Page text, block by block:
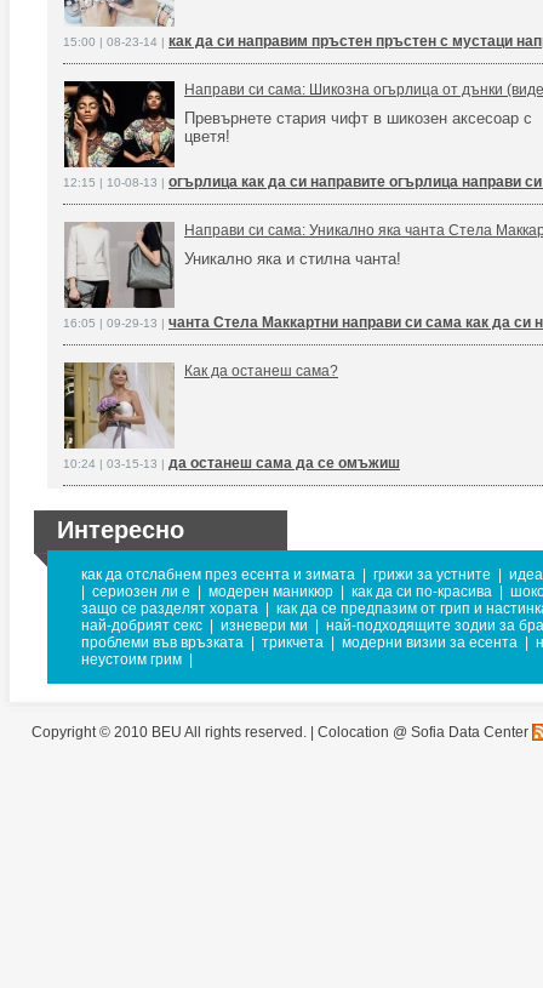
15:00 | 08-23-14 | как да си направим пръстен пръстен с мустаци
Направи си сама: Шикозна огърлица от дънки
Превърнете стария чифт в шикозен аксесоар с
цветя!
12:15 | 10-08-13 | огърлица как да си направите огърлица направи
Направи си сама: Уникално яка чанта Стела
Уникално яка и стилна чанта!
16:05 | 09-29-13 | чанта Стела Маккартни направи си сама как да си
Как да останеш сама?
10:24 | 03-15-13 | да останеш сама да се омъжиш
Интересно
как да отслабнем през есента и зимата грижи за устните
сериозен ли е модерен маникюр как да си по-красива
защо се разделят хората
как да се предпазим от грип и
най-добрият секс
изневери ми
най-подходящите зодии за
проблеми във връзката
трикчета модерни визии за есента
неустоим грим
Copyright © 2010 BEU All rights reserved. | Colocation @ Sofia Data Center